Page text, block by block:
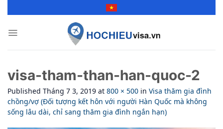
visa-tham-than-han-quoc-2
Published Tháng 7 3, 2019 at 800 × 500 in Visa thăm gia đình
chồng/vợ (Đối tượng kết hôn với người Hàn Quốc mà không
sống lâu dài, chỉ sang thăm gia đình ngắn hạn)